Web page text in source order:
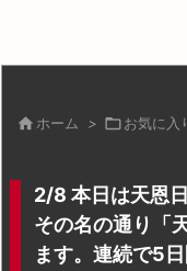
 ホーム > お気に入
2/8 本日は天恩
その名の通り「
ます。連続で5